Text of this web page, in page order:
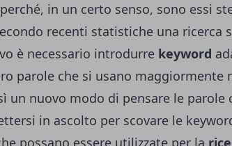
in un certo senso, sono essi
recenti statistiche una ricerca
è necessario introdurre keyword
parole che si usano maggiormente
un nuovo modo di pensare le parole
in ascolto per scovare le
possano essere utilizzate per la